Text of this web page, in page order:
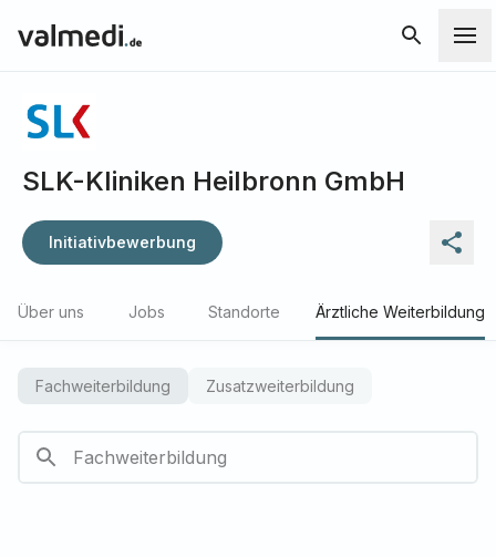
SLK-Kliniken Heilbronn GmbH
Initiativbewerbung
Über uns Jobs Standorte Ärztliche Weiterbildung
Fachweiterbildung Zusatzweiterbildung